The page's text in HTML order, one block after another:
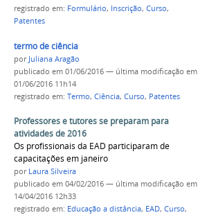
registrado em: Formulário, Inscrição, Curso,
Patentes
termo de ciência
por Juliana Aragão
publicado em 01/06/2016 — última modificação em
01/06/2016 11h14
registrado em: Termo, Ciência, Curso, Patentes
Professores e tutores se preparam para
atividades de 2016
Os profissionais da EAD participaram de
capacitações em janeiro
por Laura Silveira
publicado em 04/02/2016 — última modificação em
14/04/2016 12h33
registrado em: Educação a distância, EAD, Curso,